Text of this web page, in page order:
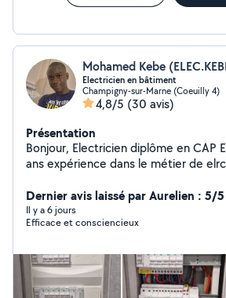
Mohamed Kebe
Electricien en bâtiment
Champigny-sur-Marne (Coeuilly 4)
4,8/5 (30 avis)
Présentation
Bonjour, Electricien diplôme en CAP Electricien. J'ai 5
ans expérience dans le métier de
samedi et dimanche pour tout types
électriques. Pour plus d'informations, n'hésitez pas à me
contacter, je serais ravie de vous accompagner et
Merci et a
Dernier avis laissé par Aurelien : 5/5
Il y a 6 jours
Efficace et consciencieux